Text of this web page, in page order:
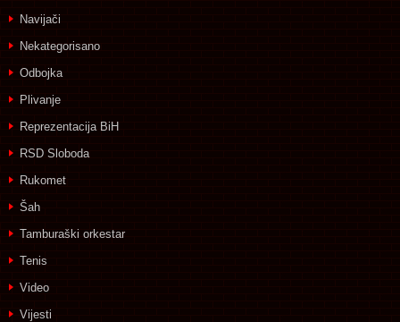
Navijači
Nekategorisano
Odbojka
Plivanje
Reprezentacija BiH
RSD Sloboda
Rukomet
Šah
Tamburaški orkestar
Tenis
Video
Vijesti